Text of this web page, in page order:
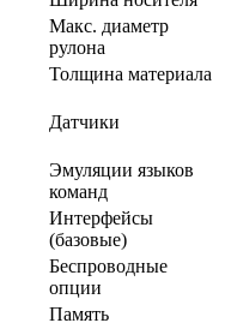
Макс. диаметр
рулона
Толщина материала
Датчики
Эмуляции языков
команд
Интерфейсы
(базовые)
Беспроводные
опции
Память